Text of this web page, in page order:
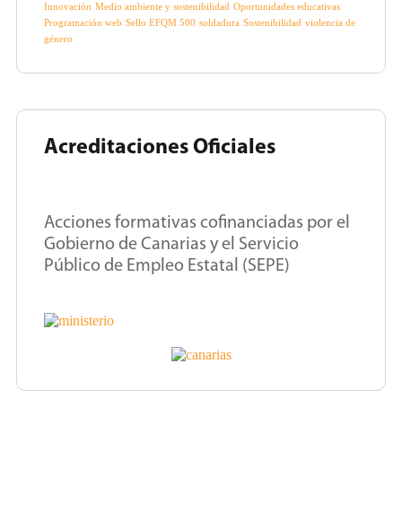
Innovación Medio ambiente y sostenibilidad Oportunidades educativas
Programación web Sello EFQM 500 soldadura Sostenibilidad violencia de
género
Acreditaciones Oficiales
Acciones formativas cofinanciadas por el
Gobierno de Canarias y el Servicio
Público de Empleo Estatal (SEPE)